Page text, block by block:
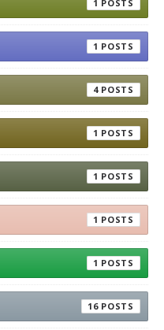
1
1
4
1
1
1
1
16